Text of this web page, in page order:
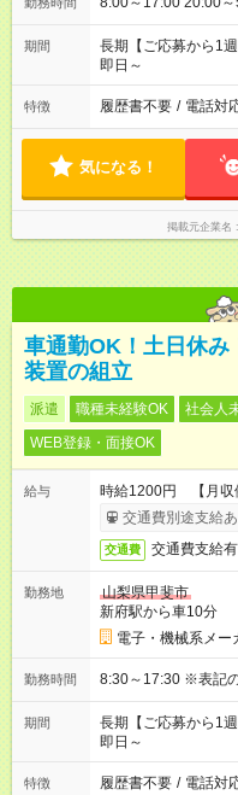
期間
長期【ご応募から1
即日～
特徴 履歴書不要 / 電話対
気になる！
掲載元企業名
車通勤OK！土日休み
装置の組立
派遣 職種未経験OK 社会人
WEB登録・面接OK
給与
時給1200円 【月収
交通費別途支給あ
交通費 交通費支給有
勤務地
山梨県甲斐市
新府駅から車10分
電子・機械系メー
勤務時間 8:30～
期間
長期【ご応募から1
即日～
特徴 履歴書不要 / 電話対